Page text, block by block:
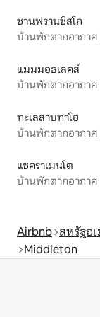
ซานฟรานซิสโก
บ้านพักตากอากาศ
แมมมอธเลคส์
บ้านพักตากอากาศ
ทะเลสาบทาโฮ
บ้านพักตากอากาศ
แซคราเมนโต
บ้านพักตากอากาศ
Airbnb สหรัฐอ
Middleton